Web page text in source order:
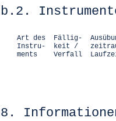
b.2.
Art des  Fällig-
Instru-  keit /
ments    Verfall
8.